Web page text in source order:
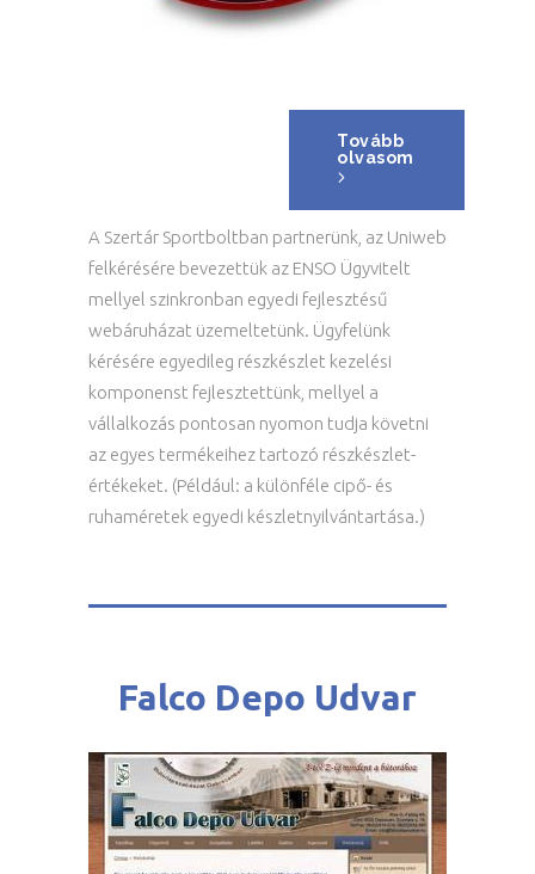
Tovább
olvasom
A Szertár Sportboltban partnerünk, az Uniweb
felkérésére bevezettük az ENSO Ügyvitelt
mellyel szinkronban egyedi fejlesztésű
webáruházat üzemeltetünk. Ügyfelünk
kérésére egyedileg részkészlet kezelési
komponenst fejlesztettünk, mellyel a
vállalkozás pontosan nyomon tudja követni
az egyes termékeihez tartozó részkészlet-
értékeket. (Például: a különféle cipő- és
ruhaméretek egyedi készletnyilvántartása.)
Falco Depo Udvar